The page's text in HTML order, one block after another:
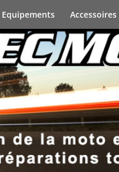
Equipements Accessoires